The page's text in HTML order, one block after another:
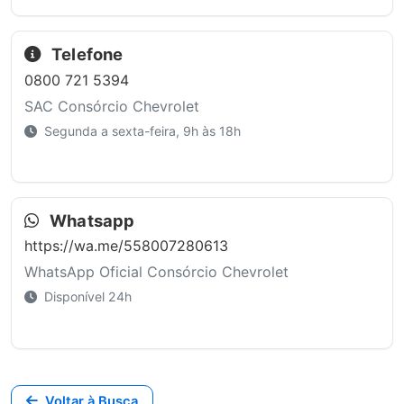
Telefone
0800 721 5394
SAC Consórcio Chevrolet
Segunda a sexta-feira, 9h às 18h
Whatsapp
https://wa.me/558007280613
WhatsApp Oficial Consórcio Chevrolet
Disponível 24h